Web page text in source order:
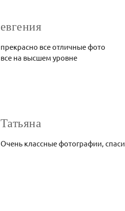
евгения
прекрасно все отличные фото
все на высшем уровне
Татьяна
Очень классные фотографии,